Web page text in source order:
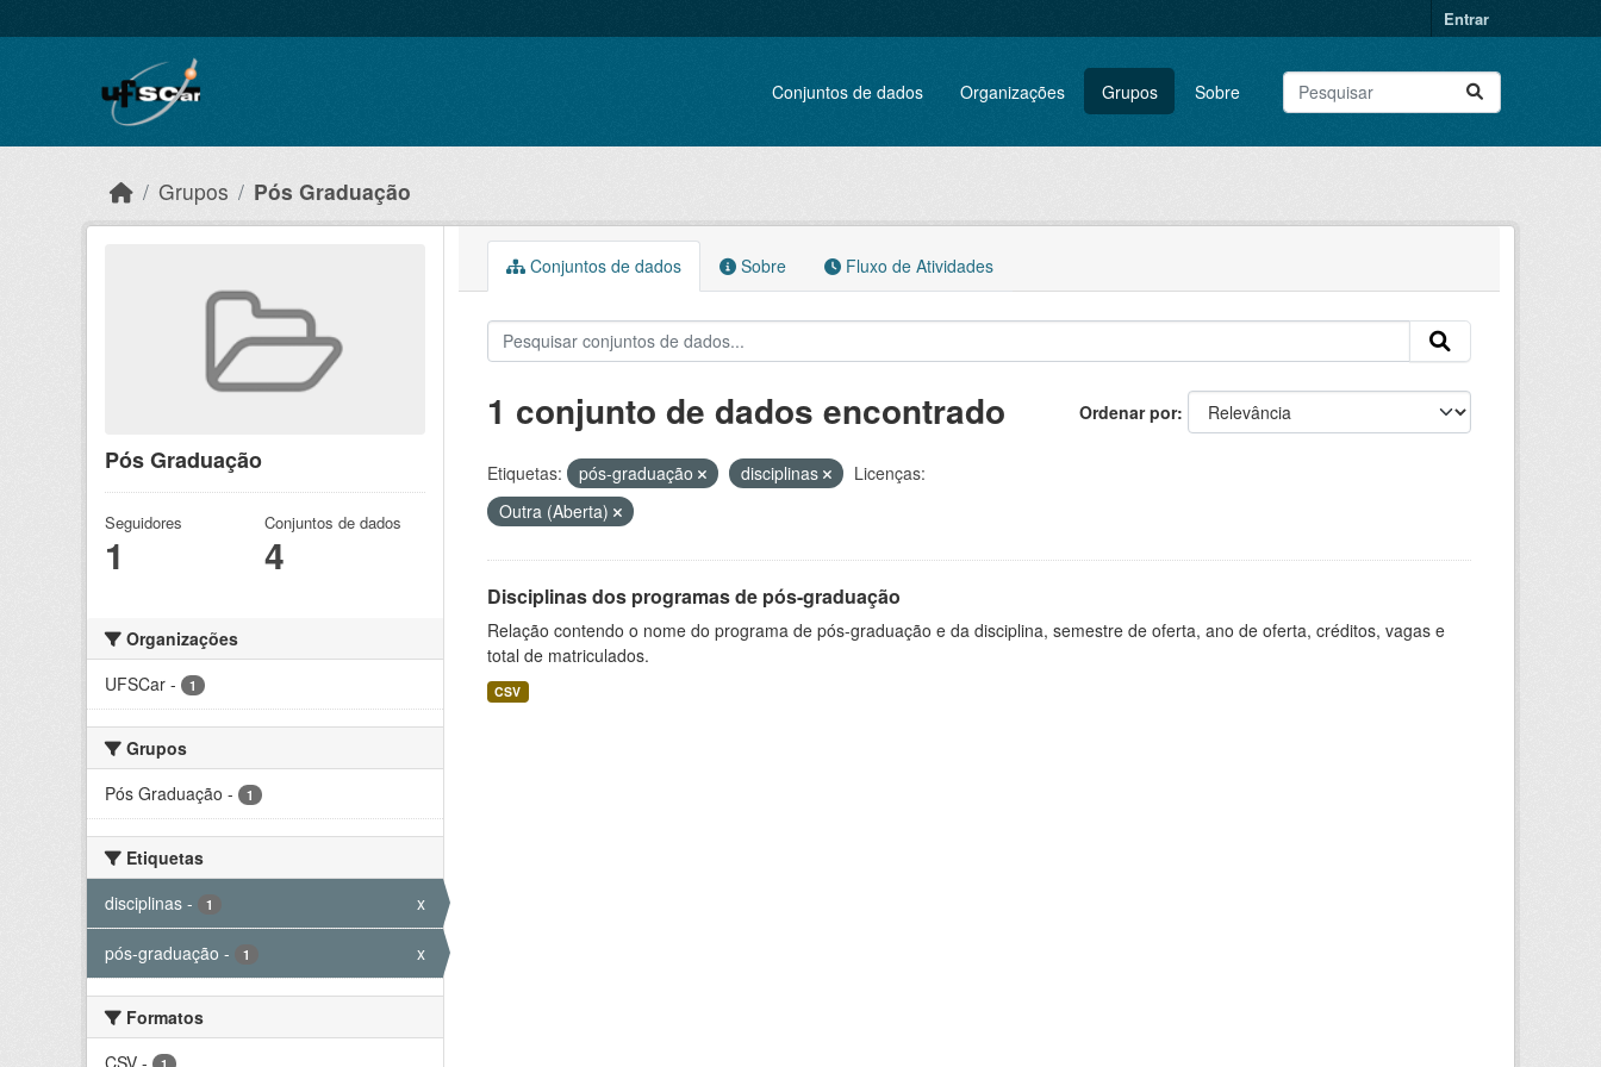
Entrar
Conjuntos de dados Organizações Grupos Sobre
Grupos Pós Graduação
Pós Graduação
Seguidores
1
Conjuntos de dados
4
Organizações
UFSCar - 1
Grupos
Pós Graduação - 1
Etiquetas
disciplinas - 1 x
pós-graduação - 1 x
Formatos
CSV -
Conjuntos de dados Sobre Fluxo de Atividades
Ordenar por
1 conjunto de dados encontrado
Etiquetas: pós-graduação disciplinas
Licenças:
Outra (Aberta)
Disciplinas dos programas de pós-graduação
Relação contendo o nome do programa de pós-graduação e da disciplina, semestre de oferta, ano de oferta, créditos, vagas e
total de matriculados.
CSV